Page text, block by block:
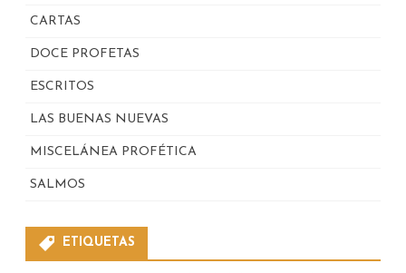
CARTAS
DOCE PROFETAS
ESCRITOS
LAS BUENAS NUEVAS
MISCELÁNEA PROFÉTICA
SALMOS
ETIQUETAS